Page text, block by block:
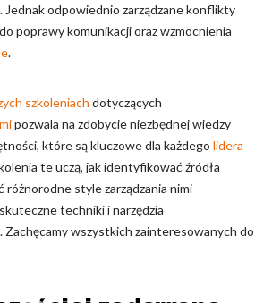
odpowiednio zarządzane konflikty
poprawy komunikacji oraz wzmocnienia
.
szkoleniach dotyczących
pozwala na zdobycie niezbędnej wiedzy
które są kluczowe dla każdego lidera
te uczą, jak identyfikować źródła
style zarządzania nimi
techniki i narzędzia
Zachęcamy wszystkich zainteresowanych do